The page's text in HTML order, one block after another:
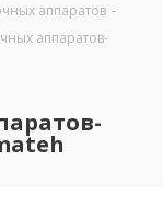
аппаратов -
аппаратов-